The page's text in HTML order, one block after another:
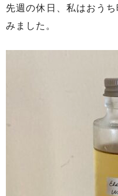
先週の休日、私はおう
みました。